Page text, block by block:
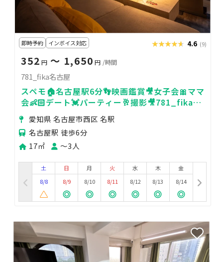
即時予約 インボイス対応 ★★★★★
★★★★★ 4.6 (9)
352 円〜 1,650 円 /時間
781_fika名古屋
スペモ🏠名古屋駅6分👣映画鑑賞🎥女子会🎀ママ
会👶🏻デート💓パーティー🥂撮影🎥781_fika名
古屋愛知県 名古屋市西区 名駅
名古屋駅 徒歩6分
17㎡
〜3人
土
8/8
日
8/9
月
8/10
火
8/11
水
8/12
木
8/13
金
8/14